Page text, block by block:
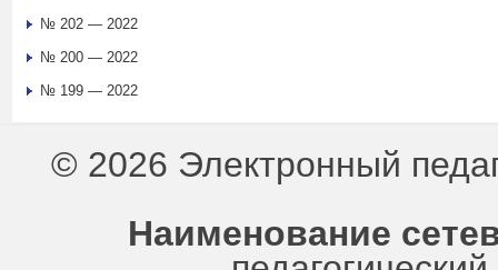
№ 202 — 2022
№ 200 — 2022
№ 199 — 2022
© 2026 Электронный
Наименование